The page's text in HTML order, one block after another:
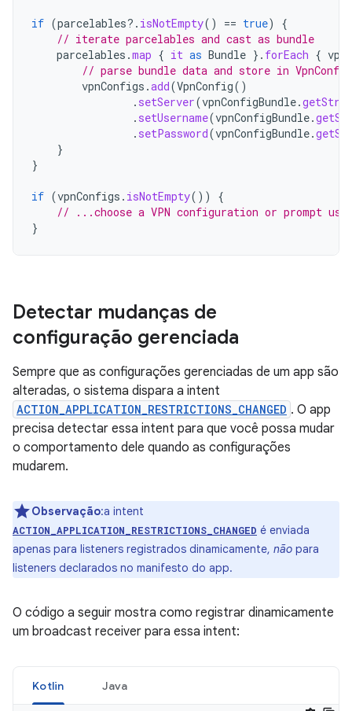
if (parcelables?. isNotEmpty() == true)
{
// iterate parcelables and cast as bundle
parcelables .map { it as Bundle }. forEach {
// parse bundle data and store in
vpnConfigs .add(VpnConfig()
. setServer(vpnConfigBundle.
. setUsername(vpnConfigBundle.
. setPassword(vpnConfigBundle.
}
}
if (vpnConfigs . isNotEmpty())
{
// ...choose a VPN configuration or prompt
}
Detectar mudanças de
configuração gerenciada
Sempre que as configurações gerenciadas de um app são
alteradas, o sistema dispara a intent
ACTION_APPLICATION_RESTRICTIONS_CHANGED . O app
precisa detectar essa intent para que você possa mudar
o comportamento dele quando as configurações
mudarem.
Observação:a intent
ACTION_APPLICATION_RESTRICTIONS_CHANGED é enviada
apenas para listeners registrados dinamicamente, não para
listeners declarados no manifesto do app.
O código a seguir mostra como registrar dinamicamente
um broadcast receiver para essa intent:
Kotlin Java